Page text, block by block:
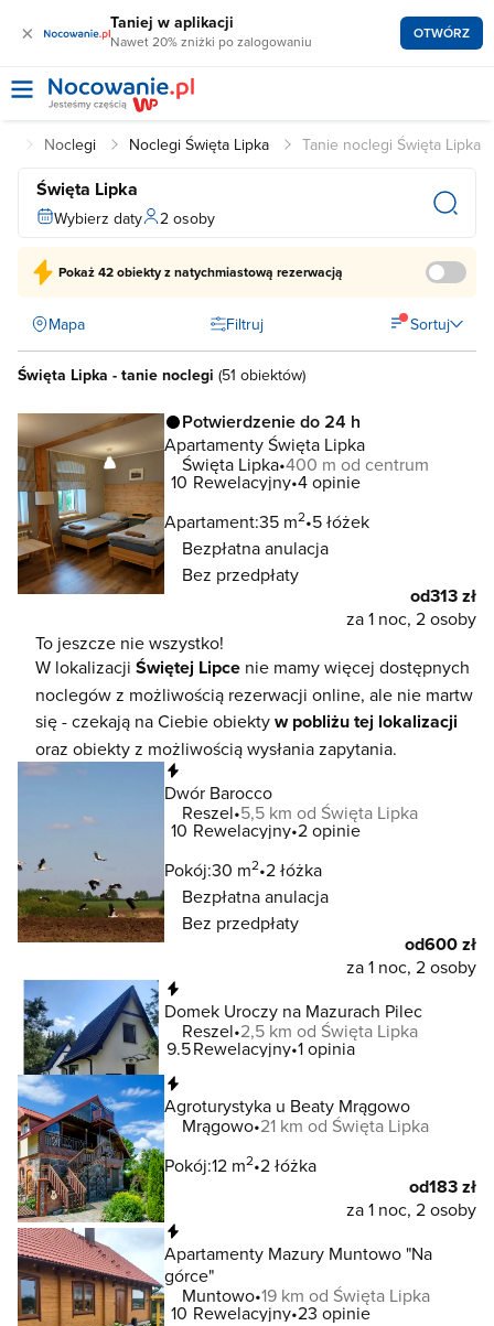
× Taniej w aplikacji
Nawet 20% zniżki po zalogowaniu OTWÓRZ
Noclegi Noclegi Święta Lipka Tanie noclegi Święta Lipka
Święta Lipka
Wybierz daty 2 osoby
Pokaż42 obiektyz natychmiastową rezerwacją
Mapa Filtruj Sortuj
Święta Lipka - tanie noclegi (51 obiektów)
Potwierdzenie do 24 h
Apartamenty Święta Lipka
Święta Lipka 400 m od centrum
10 Rewelacyjny 4 opinie
Apartament:35 m2 5 łóżek
Bezpłatna anulacja
Bez przedpłaty
od313 zł
za 1 noc, 2 osoby
To jeszcze nie wszystko!
W lokalizacji Świętej Lipce nie mamy więcej dostępnych
noclegów z możliwością rezerwacji online, ale nie martw
się - czekają na Ciebie obiektyw pobliżu tej lokalizacji
oraz obiekty z możliwością wysłania zapytania.
Dwór Barocco
Reszel 5,5 km od Święta Lipka
10 Rewelacyjny 2 opinie
Pokój:30 m2 2 łóżka
Bezpłatna anulacja
Bez przedpłaty
od600 zł
za 1 noc, 2 osoby
Domek Uroczy na Mazurach Pilec
Reszel 2,5 km od Święta Lipka
9.5Rewelacyjny 1 opinia
Agroturystyka u Beaty Mrągowo
Mrągowo 21 km od Święta Lipka
Pokój:12 m2 2 łóżka
od183 zł
za 1 noc, 2 osoby
Apartamenty Mazury Muntowo "Na
górce"
Muntowo 19 km od Święta Lipka
10 Rewelacyjny 23 opinie